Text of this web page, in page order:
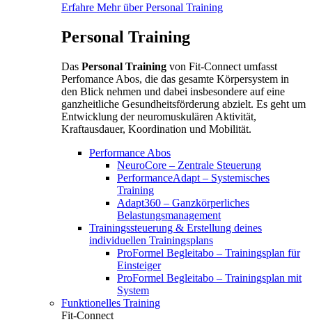
Erfahre Mehr über Personal Training
Personal Training
Das Personal Training von Fit-Connect umfasst
Perfomance Abos, die das gesamte Körpersystem in
den Blick nehmen und dabei insbesondere auf eine
ganzheitliche Gesundheitsförderung abzielt. Es geht um
Entwicklung der neuromuskulären Aktivität,
Kraftausdauer, Koordination und Mobilität.
Performance Abos
NeuroCore – Zentrale Steuerung
PerformanceAdapt – Systemisches
Training
Adapt360 – Ganzkörperliches
Belastungsmanagement
Trainingssteuerung & Erstellung deines
individuellen Trainingsplans
ProFormel Begleitabo – Trainingsplan für
Einsteiger
ProFormel Begleitabo – Trainingsplan mit
System
Funktionelles Training
Fit-Connect